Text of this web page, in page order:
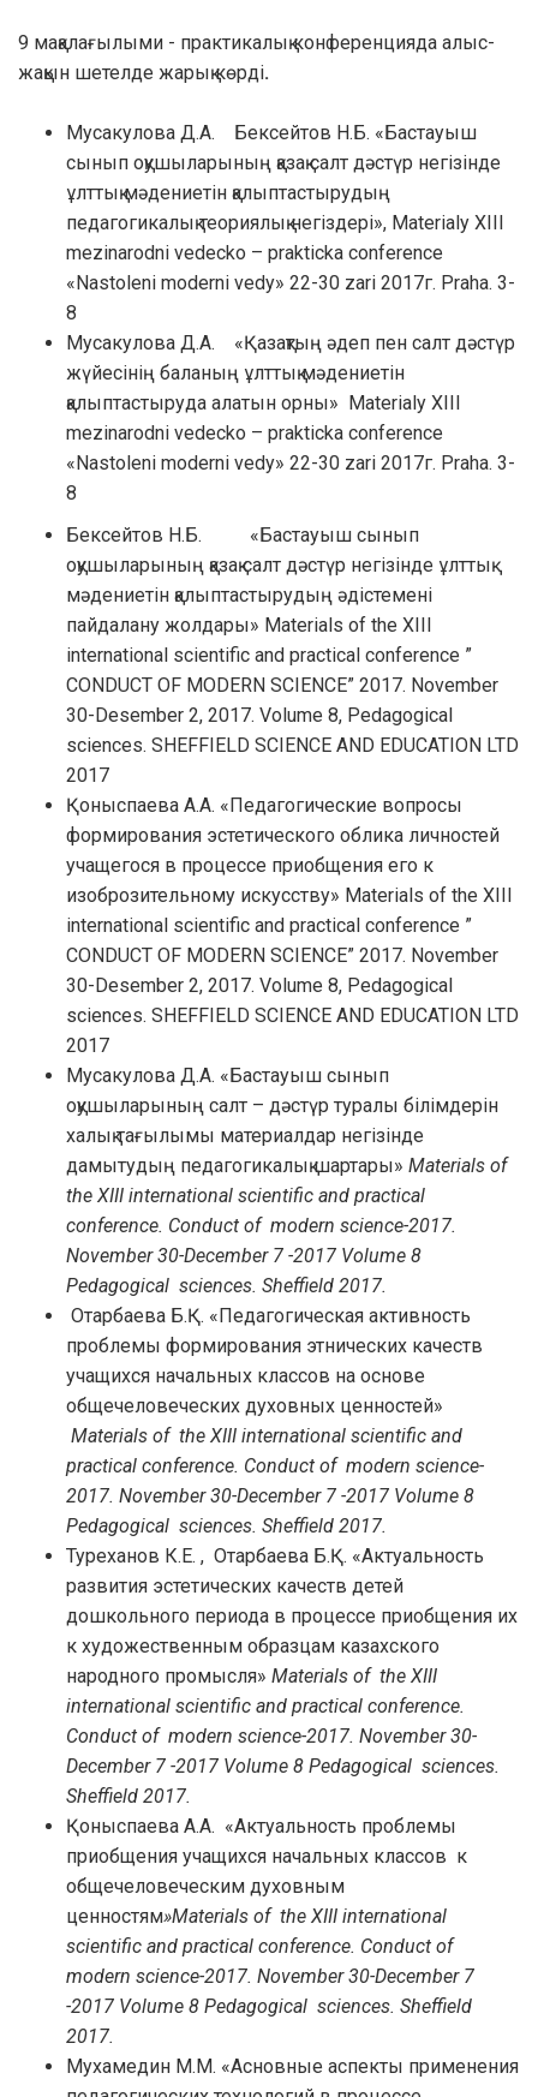
9 мақалағылыми - практикалық конференцияда алыс-
жақын шетелде жарық көрді.
Мусакулова Д.А. Бексейтов Н.Б. «Бастауыш
сынып оқушыларының қазақ салт дәстүр негізінде
ұлттық мәдениетін қалыптастырудың
педагогикалық теориялық негіздері», Materialy XIII
mezinarodni vedecko – prakticka conference
«Nastoleni moderni vedy» 22-30 zari 2017г. Praha. 3-
8
Мусакулова Д.А. «Қазақтың әдеп пен салт дәстүр
жүйесінің баланың ұлттық мәдениетін
қалыптастыруда алатын орны» Materialy XIII
mezinarodni vedecko – prakticka conference
«Nastoleni moderni vedy» 22-30 zari 2017г. Praha. 3-
8
Бексейтов Н.Б. «Бастауыш сынып
оқушыларының қазақ салт дәстүр негізінде ұлттық
мәдениетін қалыптастырудың әдістемені
пайдалану жолдары» Materials of the XIII
international scientific and practical conference ”
CONDUCT OF MODERN SCIENCE” 2017. November
30-Desember 2, 2017. Volume 8, Pedagogical
sciences. SHEFFIELD SCIENCE AND EDUCATION LTD
2017
Қоныспаева А.А. «Педагогические вопросы
формирования эстетического облика личностей
учащегося в процессе приобщения его к
изоброзительному искусству» Materials of the XIII
international scientific and practical conference ”
CONDUCT OF MODERN SCIENCE” 2017. November
30-Desember 2, 2017. Volume 8, Pedagogical
sciences. SHEFFIELD SCIENCE AND EDUCATION LTD
2017
Мусакулова Д.А. «Бастауыш сынып
оқушыларының салт – дәстүр туралы білімдерін
халық тағылымы материалдар негізінде
дамытудың педагогикалық шартары» Materials of
the XIII international scientific and practical
conference. Conduct of modern science-2017.
November 30-December 7 -2017 Volume 8
Pedagogical sciences. Sheffield 2017.
Отарбаева Б.Қ. «Педагогическая активность
проблемы формирования этнических качеств
учащихся начальных классов на основе
общечеловеческих духовных ценностей»
Materials of the XIII international scientific and
practical conference. Conduct of modern science-
2017. November 30-December 7 -2017 Volume 8
Pedagogical sciences. Sheffield 2017.
Туреханов К.Е. , Отарбаева Б.Қ. «Актуальность
развития эстетических качеств детей
дошкольного периода в процессе приобщения их
к художественным образцам казахского
народного промысля» Materials of the XIII
international scientific and practical conference.
Conduct of modern science-2017. November 30-
December 7 -2017 Volume 8 Pedagogical sciences.
Sheffield 2017.
Қоныспаева А.А. «Актуальность проблемы
приобщения учащихся начальных классов к
общечеловеческим духовным
ценностям»Materials of the XIII international
scientific and practical conference. Conduct of
modern science-2017. November 30-December 7
-2017 Volume 8 Pedagogical sciences. Sheffield
2017.
Мухамедин М.М. «Асновные аспекты применения